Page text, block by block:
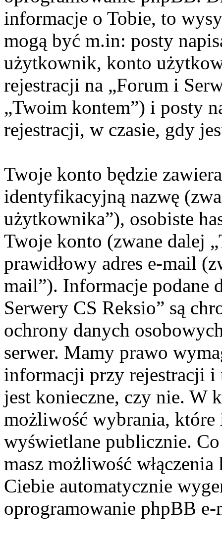
informacje o Tobie, to
mogą być m.in: posty
użytkownik, konto
rejestracji na „Forum i
„Twoim kontem”) i posty
rejestracji, w czasie, gdy
Twoje konto będzie
identyfikacyjną nazwę
użytkownika”), osobiste
Twoje konto (zwane dalej
prawidłowy adres e-mail
mail”). Informacje podane
Serwery CS Reksio” są
ochrony danych
serwer. Mamy prawo
informacji przy rejestracji i
jest konieczne, czy nie. W
możliwość wybrania,
wyświetlane publicznie.
masz możliwość
Ciebie automatycznie
oprogramowanie phpBB